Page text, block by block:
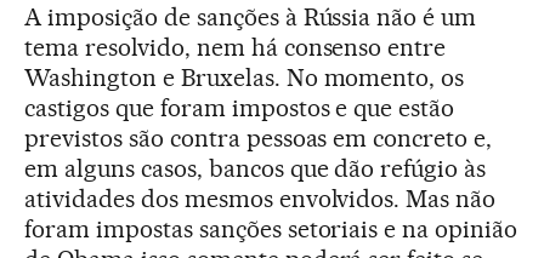
A imposição de sanções à Rússia não é um
tema resolvido, nem há consenso entre
Washington e Bruxelas. No momento, os
castigos que foram impostos e que estão
previstos são contra pessoas em concreto e,
em alguns casos, bancos que dão refúgio às
atividades dos mesmos envolvidos. Mas não
foram impostas sanções setoriais e na opinião